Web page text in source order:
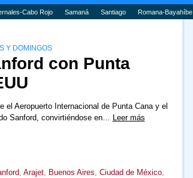
Cabo Rojo Samaná Santiago Romana-Bayahíbe
Y DOMINGOS
con Punta
el Aeropuerto Internacional de Punta Cana y el
Sanford, convirtiéndose en… Leer más
, Arajet, Buenos Aires, Ciudad de México,